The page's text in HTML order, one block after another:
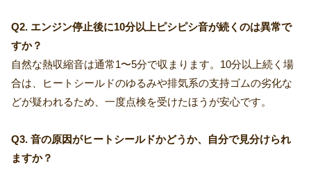
Q2. エンジン停止後に10分以上ピシピシ音が続くのは異常で
すか？
自然な熱収縮音は通常1〜5分で収まります。10分以上続く場
合は、ヒートシールドのゆるみや排気系の支持ゴムの劣化な
どが疑われるため、一度点検を受けたほうが安心です。
Q3. 音の原因がヒートシールドかどうか、自分で見分けられ
ますか？